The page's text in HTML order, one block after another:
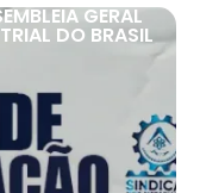
GERAL
DO BRASIL